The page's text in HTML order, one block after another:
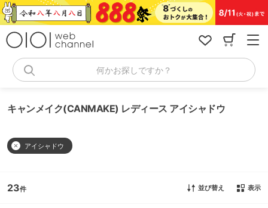
コ
ン
何かお探しですか？
キャンメイク(CANMAKE) レディース アイシャドウ
アイシャドウ
23 並び替え 表示